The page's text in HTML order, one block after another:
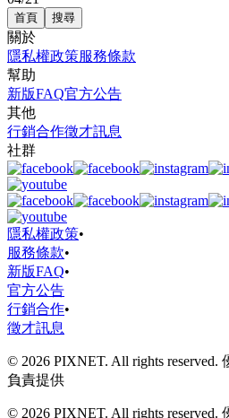
首頁 搜尋
關於
隱私權政策服務條款
幫助
新版FAQ官方公告
其他
行銷合作徵才訊息
社群
隱私權政策•
服務條款•
新版FAQ•
官方公告
行銷合作•
徵才訊息
© 2026 PIXNET. All rights reserved.
負責提供
© 2026 PIXNET. All rights reserved.